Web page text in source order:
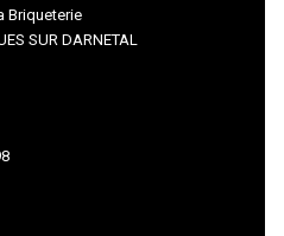
Briqueterie
SUR DARNETAL